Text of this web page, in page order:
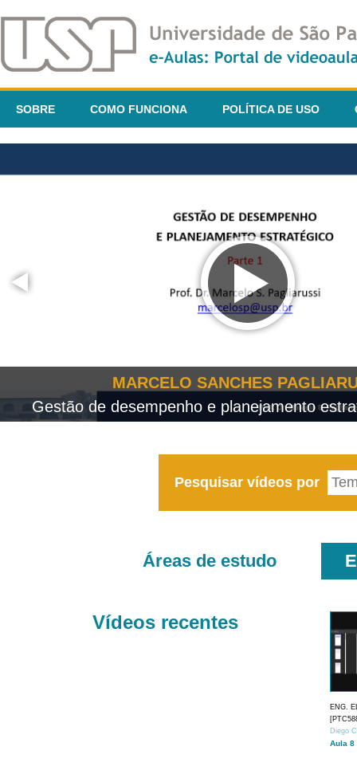
SOBRE COMO FUNCIONA POLÍTICA DE USO
MARCELO SANCHES
Gestão de desempenho e planejamento
Pesquisar vídeos por
Áreas de estudo
Vídeos recentes
ENG.
Diego
Aula 8